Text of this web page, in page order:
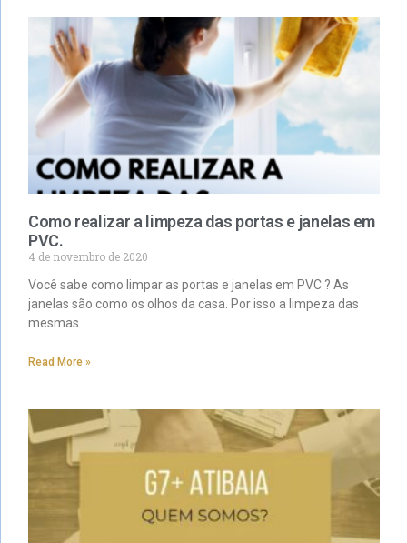
Como realizar a limpeza das portas e janelas em
PVC.
4 de novembro de 2020
Você sabe como limpar as portas e janelas em PVC ? As
janelas são como os olhos da casa. Por isso a limpeza das
mesmas
Read More »